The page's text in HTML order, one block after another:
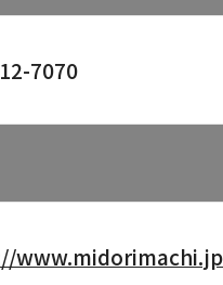
7070